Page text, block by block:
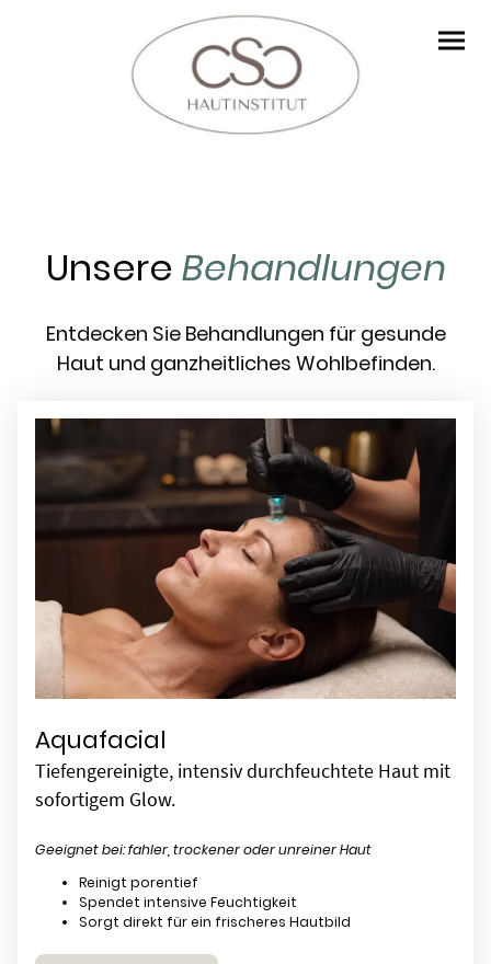
Unsere Behandlungen
Entdecken Sie Behandlungen für gesunde
Haut und ganzheitliches Wohlbefinden.
Aquafacial
Tiefengereinigte, intensiv durchfeuchtete Haut mit
sofortigem Glow.
Geeignet bei: fahler, trockener oder unreiner Haut
Reinigt porentief
Spendet intensive Feuchtigkeit
Sorgt direkt für ein frischeres Hautbild